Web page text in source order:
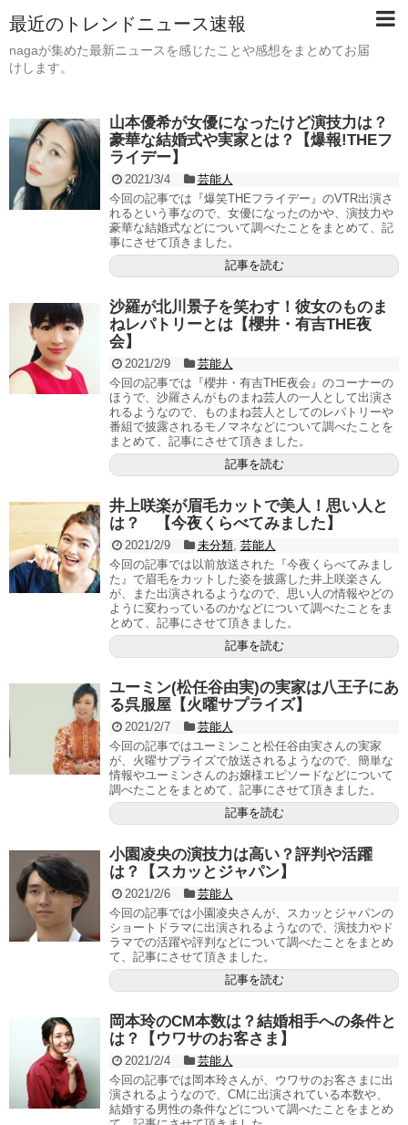
最近のトレンドニュース速報
nagaが集めた最新ニュースを感じたことや感想をまとめてお届
けします。
山本優希が女優になったけど演技力は？
豪華な結婚式や実家とは？【爆報!THEフ
ライデー】
2021/3/4
芸能人
今回の記事では『爆笑THEフライデー』のVTR出演さ
れるという事なので、女優になったのかや、演技力や
豪華な結婚式などについて調べたことをまとめて、記
事にさせて頂きました。
記事を読む
沙羅が北川景子を笑わす！彼女のものま
ねレパトリーとは【櫻井・有吉THE夜
会】
2021/2/9
芸能人
今回の記事では『櫻井・有吉THE夜会』のコーナーの
ほうで、沙羅さんがものまね芸人の一人として出演さ
れるようなので、ものまね芸人としてのレパトリーや
番組で披露されるモノマネなどについて調べたことを
まとめて、記事にさせて頂きました。
記事を読む
井上咲楽が眉毛カットで美人！思い人と
は？ 【今夜くらべてみました】
2021/2/9 未分類, 芸能人
今回の記事では以前放送された『今夜くらべてみまし
た』で眉毛をカットした姿を披露した井上咲楽さん
が、また出演されるようなので、思い人の情報やどの
ように変わっているのかなどについて調べたことをま
とめて、記事にさせて頂きました。
記事を読む
ユーミン(松任谷由実)の実家は八王子にあ
る呉服屋【火曜サプライズ】
2021/2/7
芸能人
今回の記事ではユーミンこと松任谷由実さんの実家
が、火曜サプライズで放送されるようなので、簡単な
情報やユーミンさんのお嬢様エピソードなどについて
調べたことをまとめて、記事にさせて頂きました。
記事を読む
小園凌央の演技力は高い？評判や活躍
は？【スカッとジャパン】
2021/2/6
芸能人
今回の記事では小園凌央さんが、スカッとジャパンの
ショートドラマに出演されるようなので、演技力やド
ラマでの活躍や評判などについて調べたことをまとめ
て、記事にさせて頂きました。
記事を読む
岡本玲のCM本数は？結婚相手への条件と
は？【ウワサのお客さま】
2021/2/4
芸能人
今回の記事では岡本玲さんが、ウワサのお客さまに出
演されるようなので、CMに出演されている本数や、
結婚する男性の条件などについて調べたことをまとめ